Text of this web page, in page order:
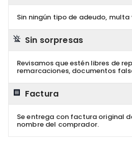
Sin ningún tipo de adeudo,
Sin sorpresas
Revisamos que estén libres de
remarcaciones, documentos
Factura
Se entrega con factura original
nombre del comprador.